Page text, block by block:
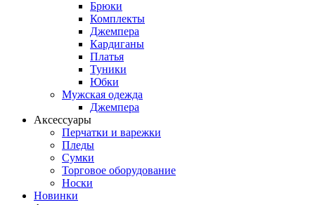
Брюки
Комплекты
Джемпера
Кардиганы
Платья
Туники
Юбки
Мужская одежда
Джемпера
Аксессуары
Перчатки и варежки
Пледы
Сумки
Торговое оборудование
Носки
Новинки